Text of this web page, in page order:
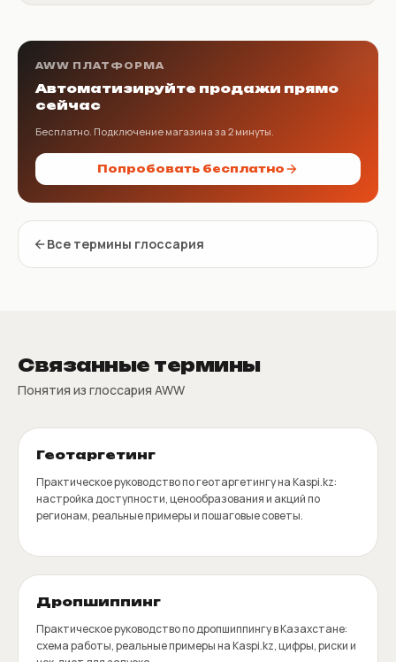
AWW ПЛАТФОРМА
Автоматизируйте продажи прямо
сейчас
Бесплатно. Подключение магазина за 2 минуты.
Попробовать бесплатно
Все термины глоссария
Связанные термины
Понятия из глоссария AWW
Геотаргетинг
Практическое руководство по геотаргетингу на Kaspi.kz:
настройка доступности, ценообразования и акций по
регионам, реальные примеры и пошаговые советы.
Дропшиппинг
Практическое руководство по дропшиппингу в Казахстане:
схема работы, реальные примеры на Kaspi.kz, цифры, риски и